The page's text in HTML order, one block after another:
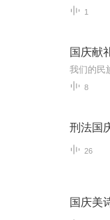
1
国庆献
8
刑法国
26
国庆美